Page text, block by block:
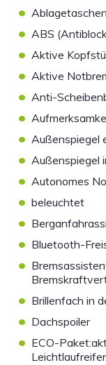
•
• ABS
• Aktive
• Aktive
• Anti-
•
• Außenspiegel
• Außenspiegel
• Autonomes
• beleuchtet
•
• Bluetooth-
•
• Brillenfach in
• Dachspoiler
• ECO-